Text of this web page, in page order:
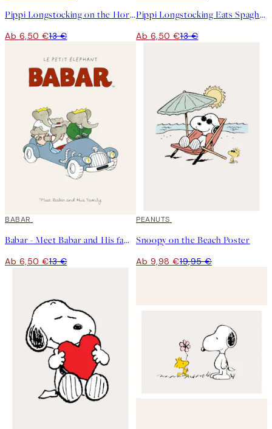
Pippi Longstocking on the Horse Poster
Ab 6,50 €13 €
Pippi Longstocking Eats Spaghetti Poster
Ab 6,50 €13 €
50%*
BABAR
Babar - Meet Babar and His family Poster
Ab 6,50 €13 €
50%*
PEANUTS
Snoopy on the Beach Poster
Ab 9,98 €19,95 €